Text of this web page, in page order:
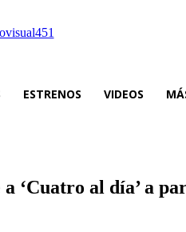
ESTRENOS VIDEOS
‘Cuatro al día’ a